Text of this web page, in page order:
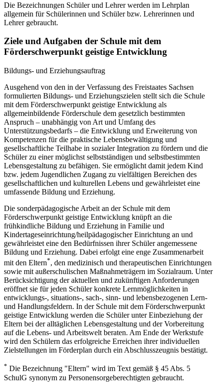
Die Bezeichnungen Schüler und Lehrer werden im Lehrplan
allgemein für Schülerinnen und Schüler bzw. Lehrerinnen und
Lehrer gebraucht.
Ziele und Aufgaben der Schule mit dem
Förderschwerpunkt geistige Entwicklung
Bildungs- und Erziehungsauftrag
Ausgehend von den in der Verfassung des Freistaates Sachsen
formulierten Bildungs- und Erziehungszielen stellt sich die Schule
mit dem Förderschwerpunkt geistige Entwicklung als
allgemeinbildende Förderschule dem gesetzlich bestimmten
Anspruch – unabhängig von Art und Umfang des
Unterstützungsbedarfs – die Entwicklung und Erweiterung von
Kompetenzen für die praktische Lebensbewältigung und
gesellschaftliche Teilhabe in sozialer Integration zu fördern und die
Schüler zu einer möglichst selbstständigen und selbstbestimmten
Lebensgestaltung zu befähigen. Sie ermöglicht damit jedem Kind
bzw. jedem Jugendlichen Zugang zu vielfältigen Bereichen des
gesellschaftlichen und kulturellen Lebens und gewährleistet eine
umfassende Bildung und Erziehung.
Die sonderpädagogische Arbeit an der Schule mit dem
Förderschwerpunkt geistige Entwicklung knüpft an die
frühkindliche Bildung und Erziehung in Familie und
Kindertageseinrichtung/heilpädagogischer Einrichtung an und
gewährleistet eine den Bedürfnissen ihrer Schüler angemessene
Bildung und Erziehung. Dabei erfolgt eine enge Zusammenarbeit
mit den Eltern*, den medizinisch und therapeutischen Einrichtungen
sowie mit außerschulischen Maßnahmeträgern im Sozialraum. Unter
Berücksichtigung der aktuellen und zukünftigen Anforderungen
eröffnet sie für jeden Schüler konkrete Lernmöglichkeiten in
entwicklungs-, situations-, sach-, sinn- und lebensbezogenen Lern-
und Handlungsfeldern. In der Schule mit dem Förderschwerpunkt
geistige Entwicklung werden die Schüler unter Einbeziehung der
Eltern bei der alltäglichen Lebensgestaltung und der Vorbereitung
auf die Lebens- und Arbeitswelt beraten. Am Ende der Werkstufe
wird den Schülern das erfolgreiche Erreichen ihrer individuellen
Zielstellungen im Förderplan durch ein Abschlusszeugnis bestätigt.
* Die Bezeichnung "Eltern" wird im Text gemäß § 45 Abs. 5
SchulG synonym zu Personensorgeberechtigten gebraucht.